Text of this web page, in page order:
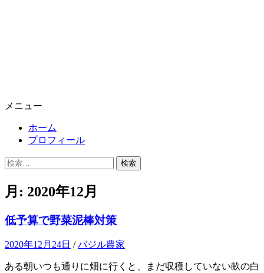
メニュー
ホーム
プロフィール
検
月: 2020年12月
低予算で野菜泥棒対策
2020年12月24日 /バジル農家
ある朝いつも通りに畑に行くと、まだ収穫していない畝の白